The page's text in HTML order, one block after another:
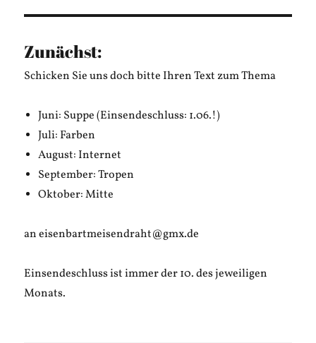
Zunächst:
Schicken Sie uns doch bitte Ihren Text zum Thema
Juni: Suppe (Einsendeschluss: 1.06.!)
Juli: Farben
August: Internet
September: Tropen
Oktober: Mitte
an eisenbartmeisendraht@gmx.de
Einsendeschluss ist immer der 10. des jeweiligen
Monats.